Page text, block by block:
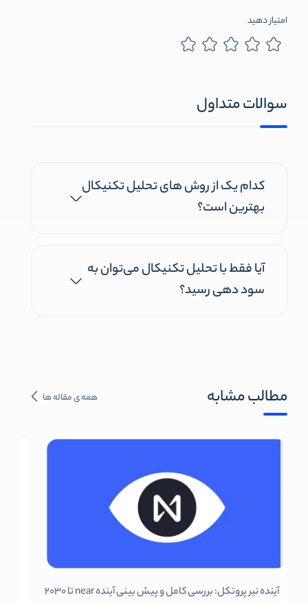
امتیاز دهید
سوالات متداول
کدام یک از روش های تحلیل تکنیکال
بهترین است؟
آیا فقط با تحلیل تکنیکال می‌توان به
سود دهی رسید؟
مطالب مشابه همه ی مقاله ها
آینده نیر پروتکل: بررسی کامل و پیش بینی آینده near تا 2030